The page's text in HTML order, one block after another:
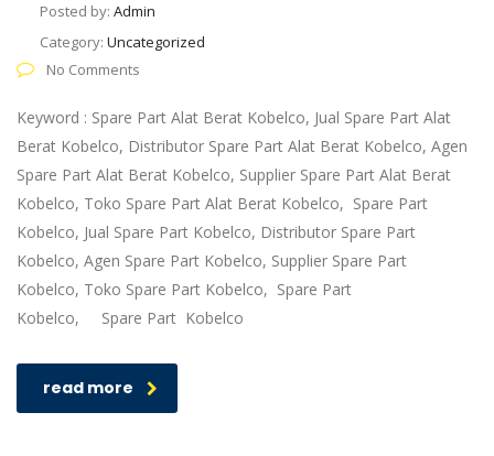
Posted by: Admin
Category: Uncategorized
No Comments
Keyword : Spare Part Alat Berat Kobelco, Jual Spare Part Alat
Berat Kobelco, Distributor Spare Part Alat Berat Kobelco, Agen
Spare Part Alat Berat Kobelco, Supplier Spare Part Alat Berat
Kobelco, Toko Spare Part Alat Berat Kobelco, Spare Part
Kobelco, Jual Spare Part Kobelco, Distributor Spare Part
Kobelco, Agen Spare Part Kobelco, Supplier Spare Part
Kobelco, Toko Spare Part Kobelco, Spare Part
Kobelco, Spare Part Kobelco
read more